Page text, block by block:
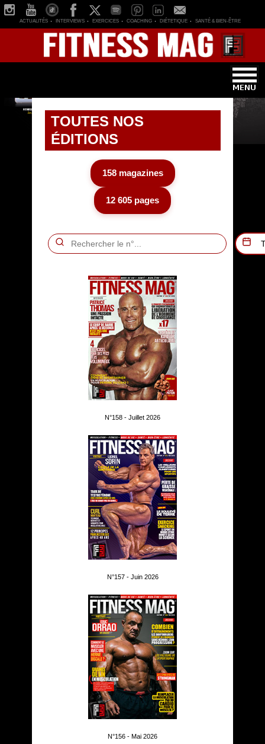
ACTUALITÉS INTERVIEWS EXERCICES COACHING DIÉTETIQUE SANTÉ & BIEN-ÊTRE
TOUTES NOS
ÉDITIONS
158 magazines
12 605 pages
N°158 - Juillet 2026
N°157 - Juin 2026
N°156 - Mai 2026